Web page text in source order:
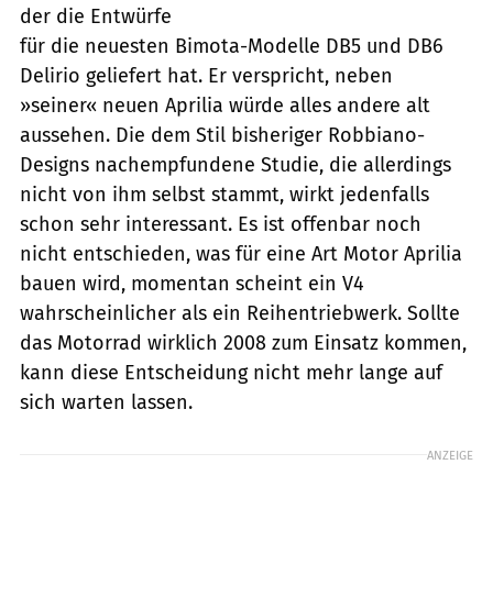
der die Entwürfe
für die neuesten Bimota-Modelle DB5 und DB6
Delirio geliefert hat. Er verspricht, neben
»seiner« neuen Aprilia würde alles andere alt
aussehen. Die dem Stil bisheriger Robbiano-
Designs nachempfundene Studie, die allerdings
nicht von ihm selbst stammt, wirkt jedenfalls
schon sehr interessant. Es ist offenbar noch
nicht entschieden, was für eine Art Motor Aprilia
bauen wird, momentan scheint ein V4
wahrscheinlicher als ein Reihentriebwerk. Sollte
das Motorrad wirklich 2008 zum Einsatz kommen,
kann diese Entscheidung nicht mehr lange auf
sich warten lassen.
ANZEIGE